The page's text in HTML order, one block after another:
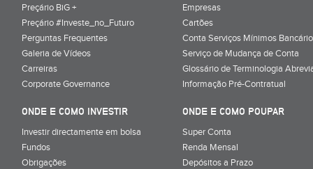
Preçário BiG +
Preçário #Investe_no_Futuro
Perguntas Frequentes
Galeria de Vídeos
Carreiras
Corporate Governance
Empresas
Cartões
Conta Serviços Mínimos
Serviço de Mudança de Conta
Glossário de Terminologia
Informação Pré-Contratual
ONDE E COMO INVESTIR
Investir directamente em bolsa
Fundos
Obrigações
ONDE E COMO POUPAR
Super Conta
Renda Mensal
Depósitos a Prazo